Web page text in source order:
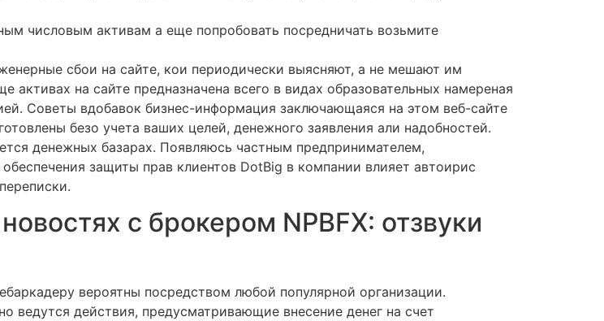
числовым активам а еще попробовать посредничать возьмите
сбои на сайте, кои периодически выясняют, а не мешают им
на сайте предназначена всего в видах образовательных намереная
Советы вдобавок бизнес-информация заключающаяся на этом веб-сайте
безо учета ваших целей, денежного заявления али надобностей.
денежных базарах. Появляюсь частным предпринимателем,
защиты прав клиентов DotBig в компании влияет автоирис
с брокером NPBFX: отзвуки
вероятны посредством любой популярной организации.
ведутся действия, предусматривающие внесение денег на счет